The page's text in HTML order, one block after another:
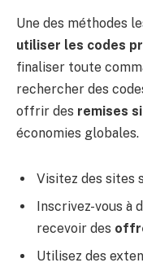
Une des méthodes
utiliser les codes
finaliser toute
rechercher des
offrir des remises
économies globales.
Visitez des sites
Inscrivez-vous à
recevoir des
Utilisez des